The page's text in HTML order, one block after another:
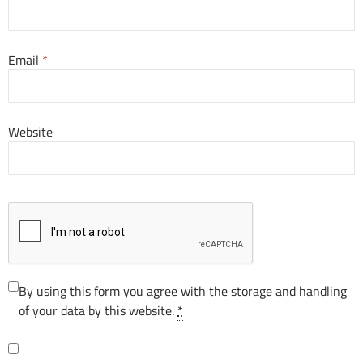
Email *
Website
By using this form you agree with the storage and handling
of your data by this website.*